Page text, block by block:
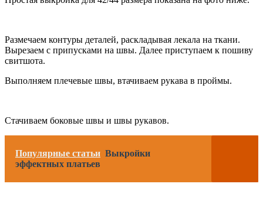
Размечаем контуры деталей, раскладывая лекала на ткани.
Вырезаем с припусками на швы. Далее приступаем к пошиву
свитшота.
Выполняем плечевые швы, втачиваем рукава в проймы.
Стачиваем боковые швы и швы рукавов.
Популярные статьи Выкройки
эффектных платьев